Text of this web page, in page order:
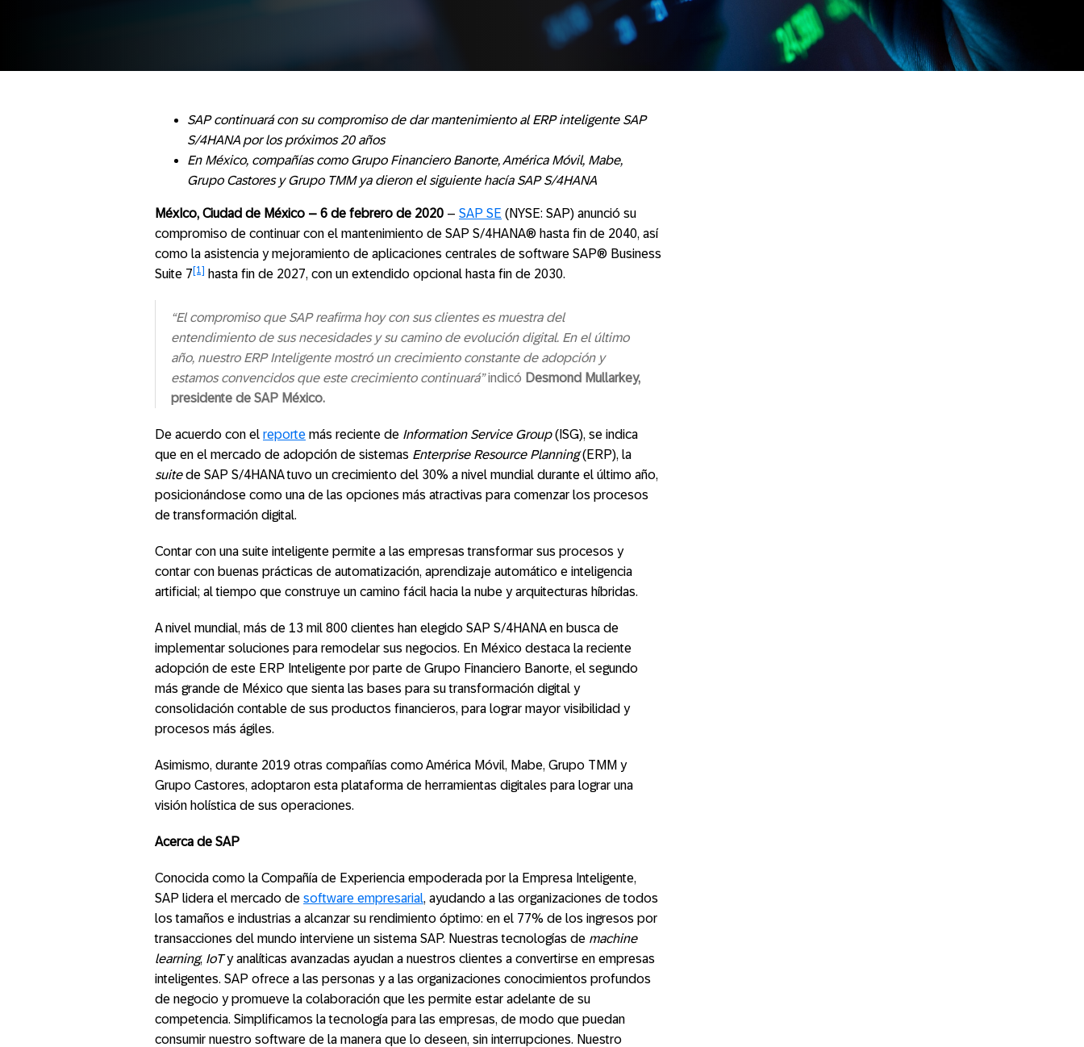
SAP continuará con su compromiso de dar mantenimiento al ERP inteligente SAP
S/4HANA por los próximos 20 años
En México, compañías como Grupo Financiero Banorte, América Móvil, Mabe,
Grupo Castores y Grupo TMM ya dieron el siguiente hacía SAP S/4HANA
MéxIco, Ciudad de México – 6 de febrero de 2020 – SAP SE (NYSE: SAP) anunció su
compromiso de continuar con el mantenimiento de SAP S/4HANA® hasta fin de 2040, así
como la asistencia y mejoramiento de aplicaciones centrales de software SAP® Business
Suite 7 [1] hasta fin de 2027, con un extendido opcional hasta fin de 2030.
“El compromiso que SAP reafirma hoy con sus clientes es muestra del
entendimiento de sus necesidades y su camino de evolución digital. En el último
año, nuestro ERP Inteligente mostró un crecimiento constante de adopción y
estamos convencidos que este crecimiento continuará”indicó Desmond Mullarkey,
presidente de SAP México.
De acuerdo con el reporte más reciente de Information Service Group(ISG), se indica
que en el mercado de adopción de sistemas Enterprise Resource Planning(ERP), la
suitede SAP S/4HANA tuvo un crecimiento del 30% a nivel mundial durante el último año,
posicionándose como una de las opciones más atractivas para comenzar los procesos
de transformación digital.
Contar con una suite inteligente permite a las empresas transformar sus procesos y
contar con buenas prácticas de automatización, aprendizaje automático e inteligencia
artificial; al tiempo que construye un camino fácil hacia la nube y arquitecturas híbridas.
A nivel mundial, más de 13 mil 800 clientes han elegido SAP S/4HANA en busca de
implementar soluciones para remodelar sus negocios. En México destaca la reciente
adopción de este ERP Inteligente por parte de Grupo Financiero Banorte, el segundo
más grande de México que sienta las bases para su transformación digital y
consolidación contable de sus productos financieros, para lograr mayor visibilidad y
procesos más ágiles.
Asimismo, durante 2019 otras compañías como América Móvil, Mabe, Grupo TMM y
Grupo Castores, adoptaron esta plataforma de herramientas digitales para lograr una
visión holística de sus operaciones.
Acerca de SAP
Conocida como la Compañía de Experiencia empoderada por la Empresa Inteligente,
SAP lidera el mercado de software empresarial, ayudando a las organizaciones de todos
los tamaños e industrias a alcanzar su rendimiento óptimo: en el 77% de los ingresos por
transacciones del mundo interviene un sistema SAP. Nuestras tecnologías de machine
learning, IoTy analíticas avanzadas ayudan a nuestros clientes a convertirse en empresas
inteligentes. SAP ofrece a las personas y a las organizaciones conocimientos profundos
de negocio y promueve la colaboración que les permite estar adelante de su
competencia. Simplificamos la tecnología para las empresas, de modo que puedan
consumir nuestro software de la manera que lo deseen, sin interrupciones. Nuestro